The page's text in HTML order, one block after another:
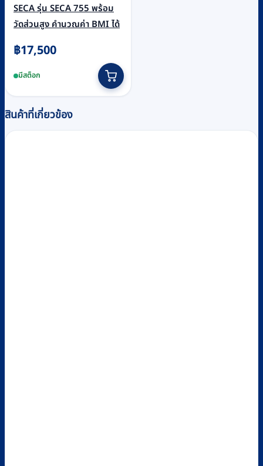
SECA รุ่น SECA 755 พร้อม
วัดส่วนสูง คำนวณค่า BMI ได้
฿17,500
มีสต็อก
สินค้าที่เกี่ยวข้อง